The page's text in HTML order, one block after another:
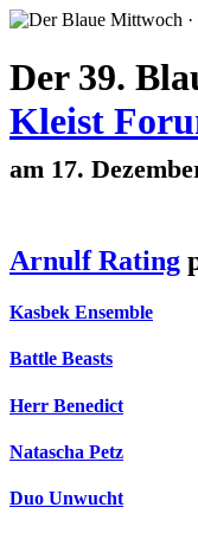
Der 39.
Kleist
am 17.
Arnulf Rating
Kasbek Ensemble
Battle Beasts
Herr Benedict
Natascha Petz
Duo Unwucht